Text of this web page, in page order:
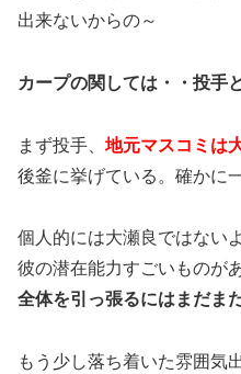
出来ないからの～
カープの関しては・・投手
まず投手、 地元マスコミは
後釜に挙げている。確かに
個人的には大瀬良ではない
彼の潜在能力すごいものが
全体を引っ張るにはまだま
もう少し落ち着いた雰囲気